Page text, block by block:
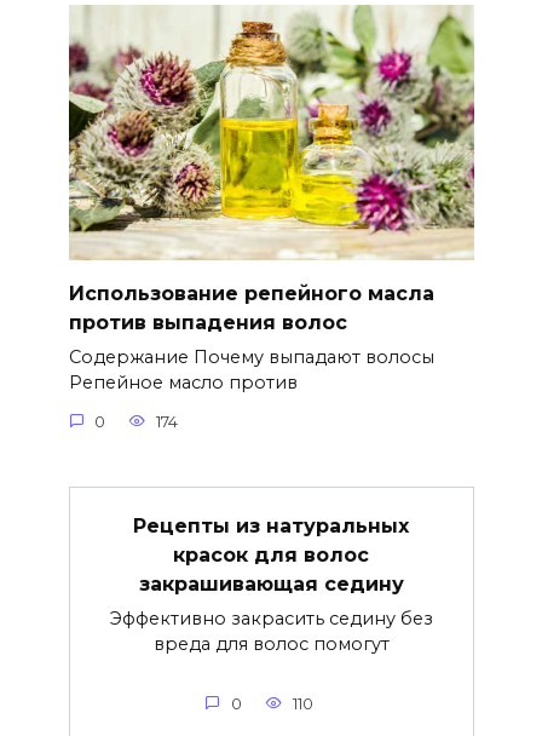
Использование репейного масла
против выпадения волос
Содержание Почему выпадают волосы
Репейное масло против
0 174
Рецепты из натуральных
красок для волос
закрашивающая седину
Эффективно закрасить седину без
вреда для волос помогут
0 110